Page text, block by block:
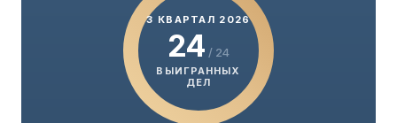
3 КВАРТАЛ 2026
24 / 24
ВЫИГРАННЫХ
ДЕЛ